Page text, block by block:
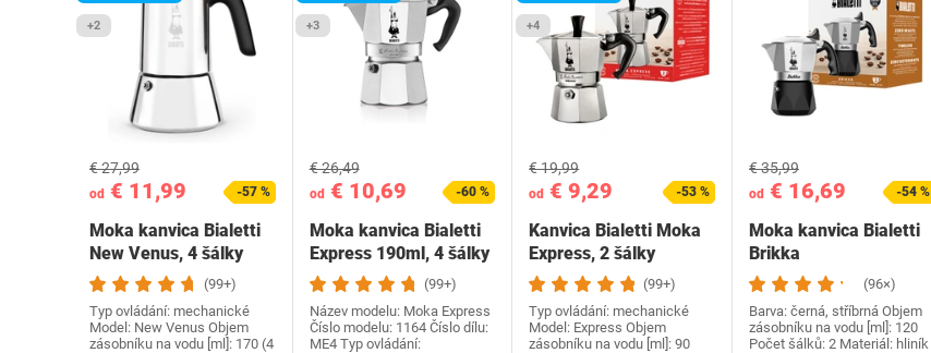
+2
od € 11,99
€ 27,99
-57 %
Moka kanvica Bialetti
New Venus, 4 šálky
(99+)
Typ ovládání: mechanické
Model: New Venus Objem
zásobníku na vodu [ml]: 170 (4
+3
od€ 10,69
€ 26,49
-60 %
Moka kanvica Bialetti
Express 190ml, 4 šálky
(99+)
Název modelu: Moka Express
Číslo modelu: 1164 Číslo dílu:
ME4 Typ ovládání:
+4
od € 9,29
€ 19,99
-53 %
Kanvica Bialetti Moka
Express, 2 šálky
(99+)
Typ ovládání: mechanické
Model: Express Objem
zásobníku na vodu [ml]: 90
od€ 16,69
€ 35,99
-54 %
Moka kanvica Bialetti
Brikka
(96×)
Barva: černá, stříbrná Objem
zásobníku na vodu [ml]: 120
Počet šálků: 2 Materiál: hliník